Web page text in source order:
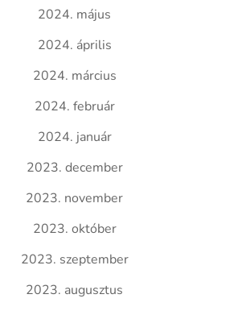
2024. május
2024. április
2024. március
2024. február
2024. január
2023. december
2023. november
2023. október
2023. szeptember
2023. augusztus